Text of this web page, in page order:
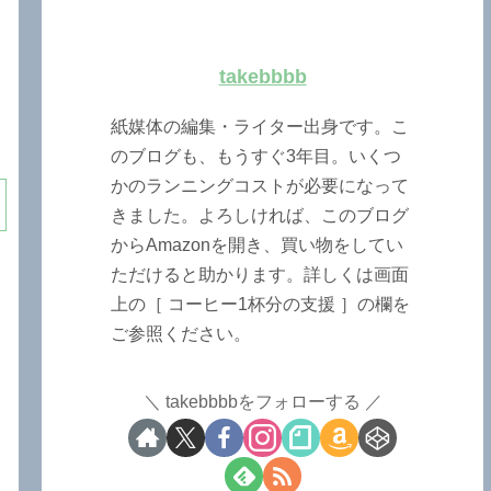
takebbbb
紙媒体の編集・ライター出身です。こ
のブログも、もうすぐ3年目。いくつ
かのランニングコストが必要になって
きました。よろしければ、このブログ
からAmazonを開き、買い物をしてい
ただけると助かります。詳しくは画面
上の［ コーヒー1杯分の支援 ］の欄を
ご参照ください。
takebbbbをフォローする